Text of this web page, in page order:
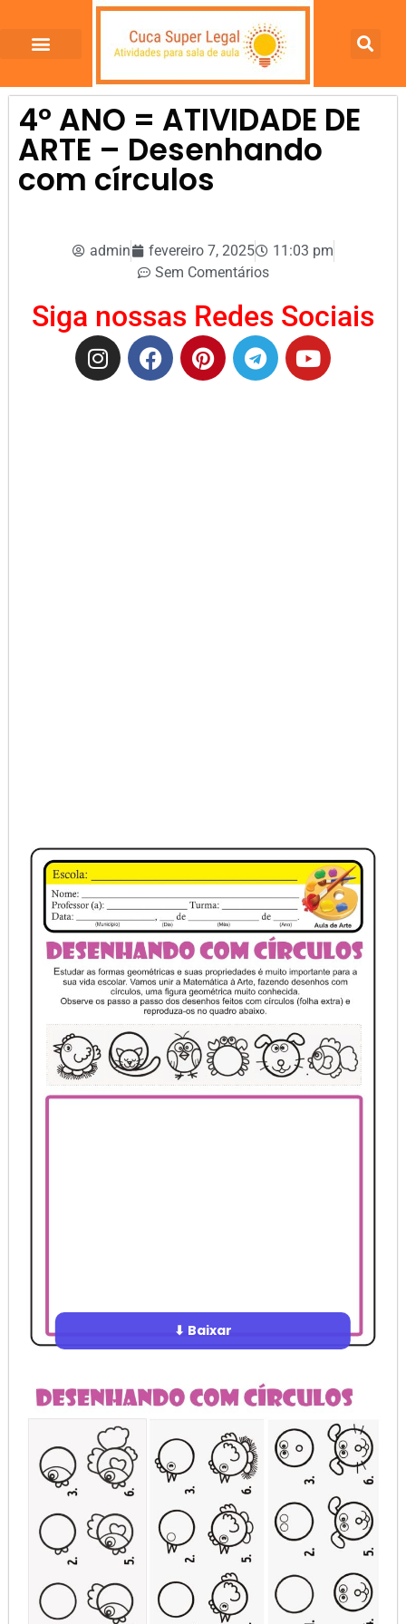
4º ANO = ATIVIDADE DE
ARTE – Desenhando
com círculos
admin fevereiro 7, 2025
11:03 pm
Sem Comentários
Siga nossas Redes Sociais
⬇ Baixar